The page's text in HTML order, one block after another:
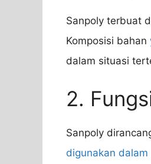
Sanpoly terbuat
Komposisi bahan
dalam situasi
2.
Sanpoly
digunakan dalam